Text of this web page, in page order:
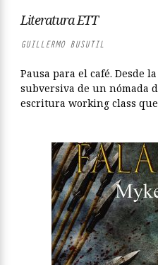
Literatura ETT
GUILLERMO BUSUTIL
Pausa para el café. Desde
subversiva de un nómada
escritura working class que